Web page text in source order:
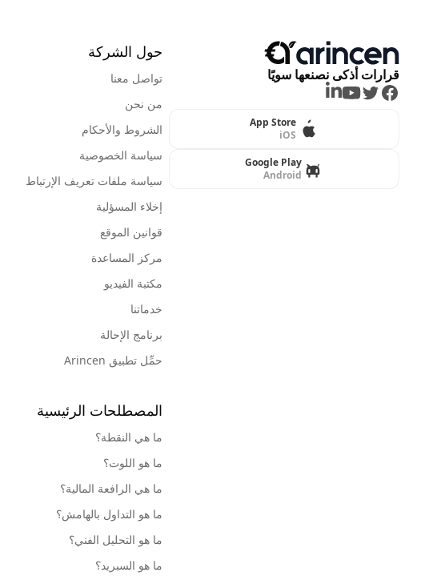
قرارات أذكى نصنعها سويًا
Facebook
Twitter
Youtube
LinkedIn
App Store
iOS
Google Play
Android
حول الشركة
تواصل معنا
من نحن
الشروط والأحكام
سياسة الخصوصية
سياسة ملفات تعريف الإرتباط
إخلاء المسؤلية
قوانين الموقع
مركز المساعدة
مكتبة الفيديو
خدماتنا
برنامج الإحالة
حمِّل تطبيق Arincen
المصطلحات الرئيسية
ما هي النقطة؟
ما هو اللوت؟
ما هي الرافعة المالية؟
ما هو التداول بالهامش؟
ما هو التحليل الفني؟
ما هو السبريد؟